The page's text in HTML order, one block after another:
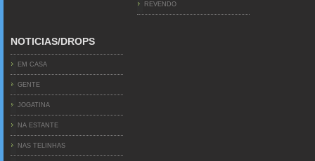
REVENDO
NOTICIAS/DROPS
EM CASA
GENTE
JOGATINA
NA ESTANTE
NAS TELINHAS